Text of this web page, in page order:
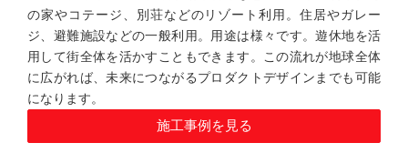
の家やコテージ、別荘などのリゾート利用。住居やガレー
ジ、避難施設などの一般利用。用途は様々です。遊休地を活
用して街全体を活かすこともできます。この流れが地球全体
に広がれば、未来につながるプロダクトデザインまでも可能
になります。
施工事例を見る